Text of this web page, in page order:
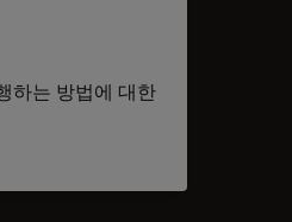
하는 방법에 대한